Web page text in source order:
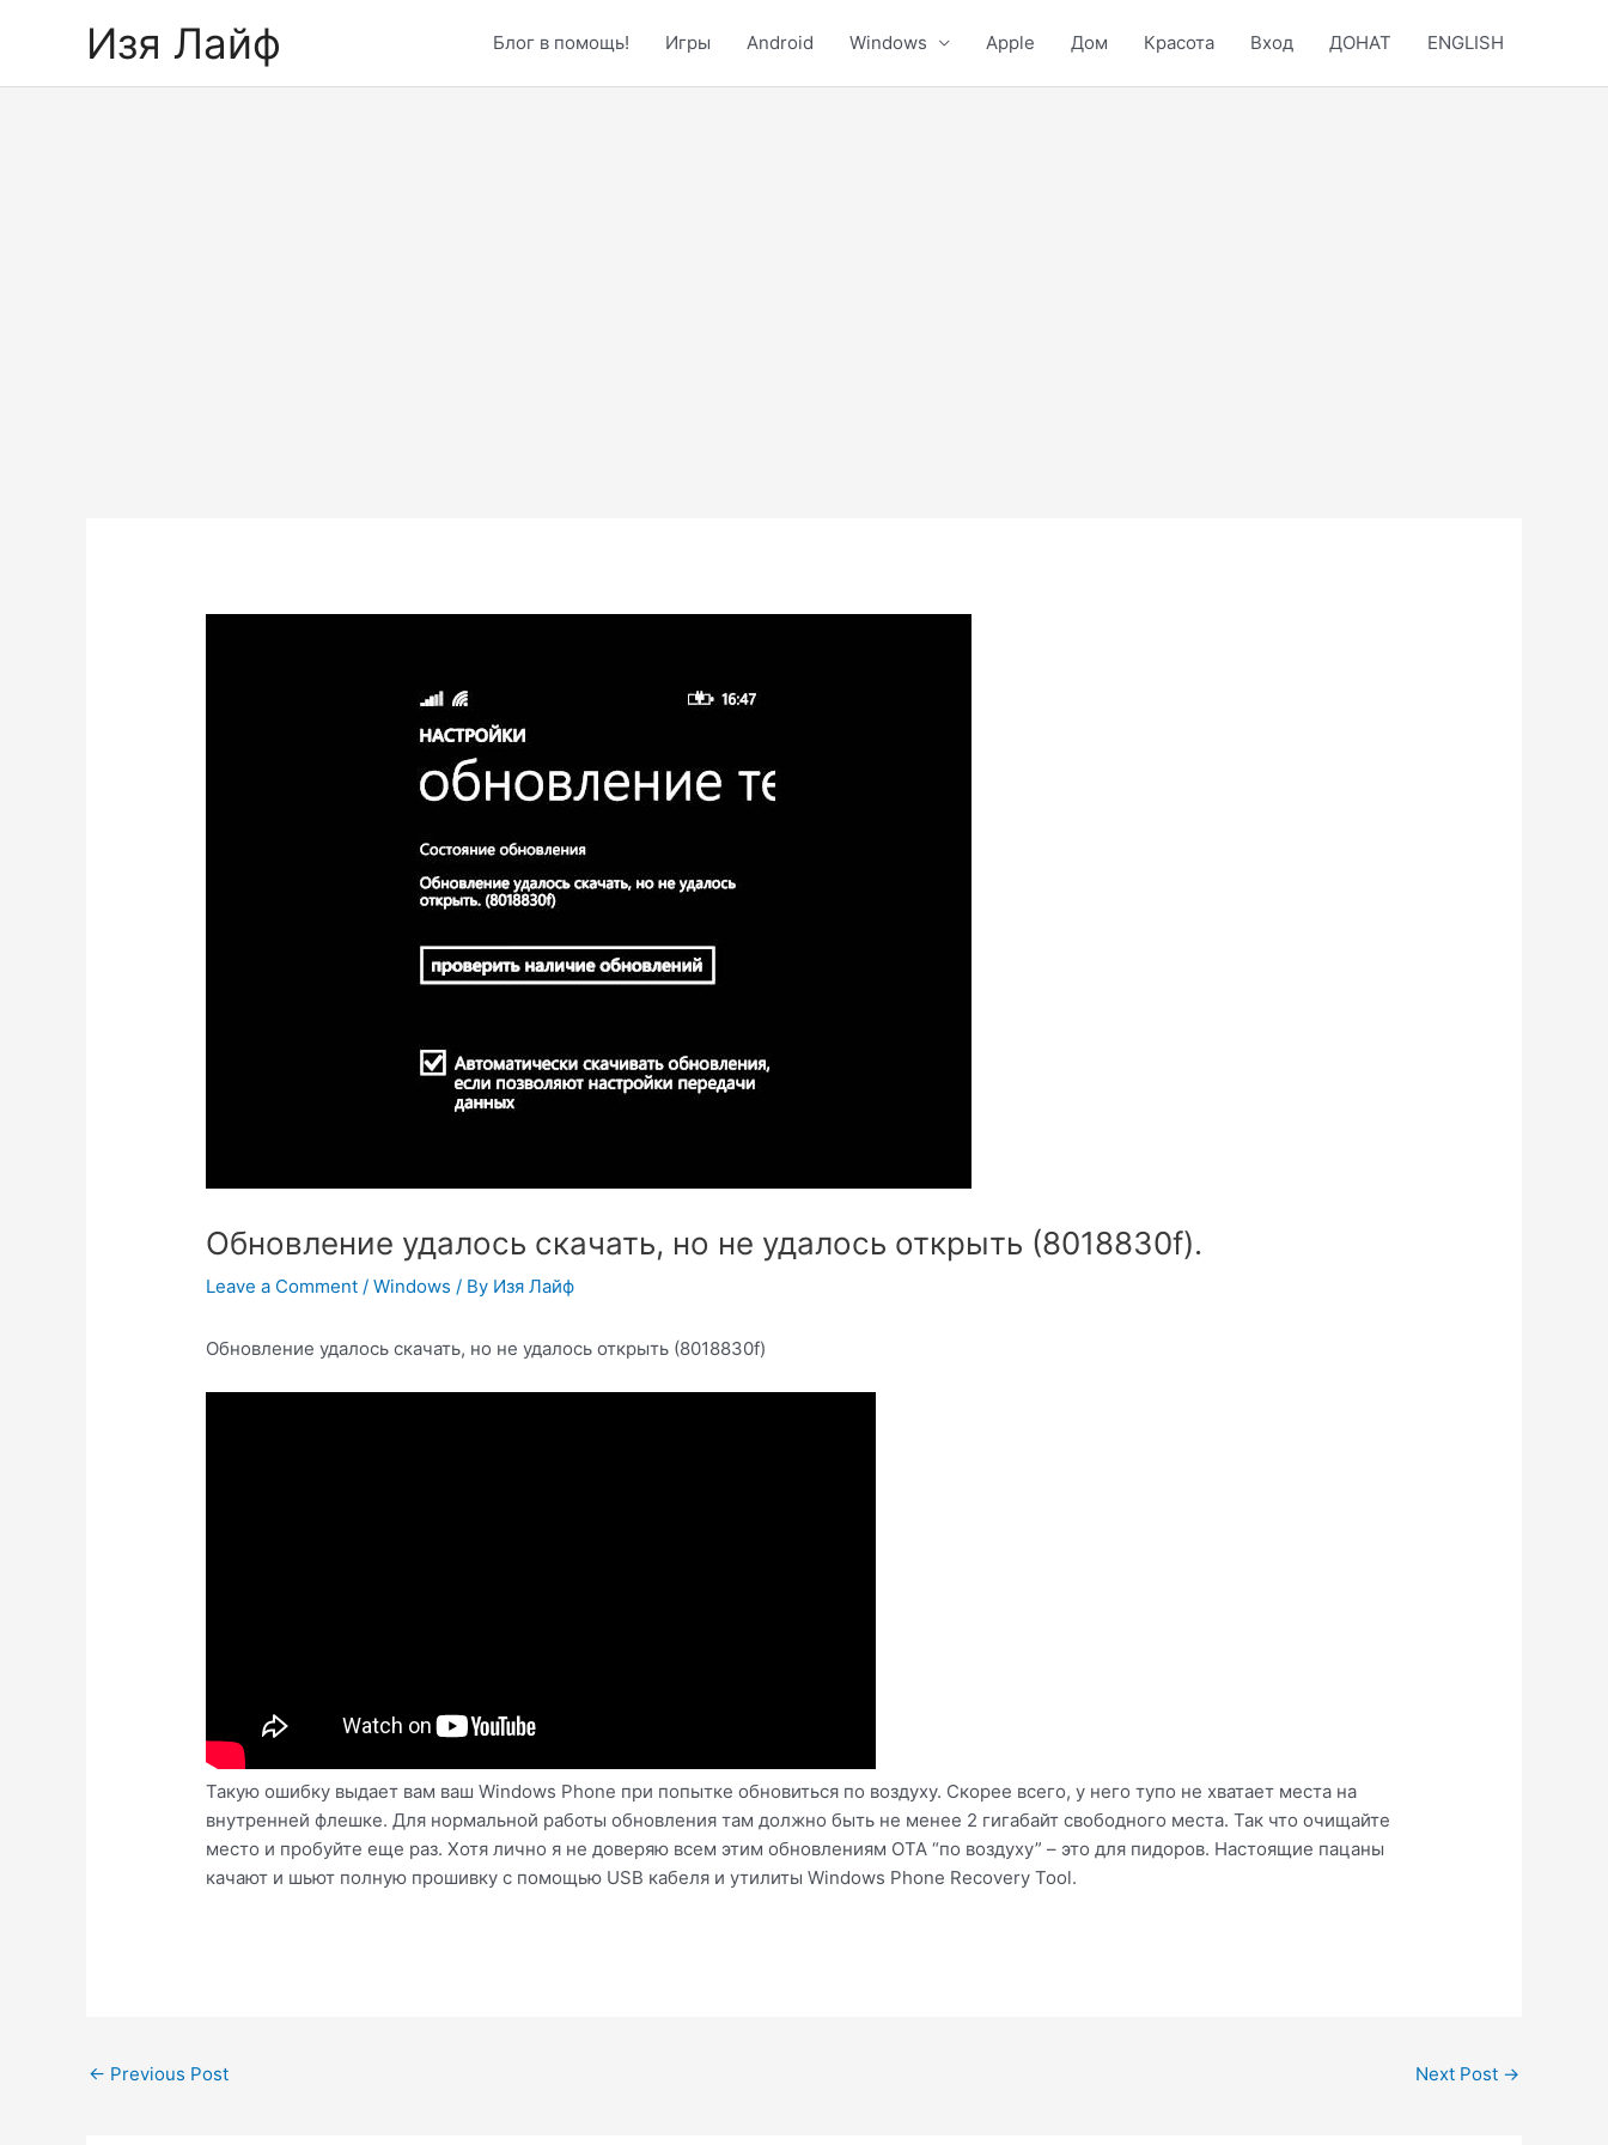
Изя Лайф Блог в помощь! Игры Android Windows Apple Дом Красота Вход ДОНАТ ENGLISH
Обновление удалось скачать, но не удалось открыть (8018830f).
Leave a Comment /Windows / By Изя Лайф
Обновление удалось скачать, но не удалось открыть (8018830f)
Такую ошибку выдает вам ваш Windows Phone при попытке обновиться по воздуху. Скорее всего, у него тупо не хватает места на
внутренней флешке. Для нормальной работы обновления там должно быть не менее 2 гигабайт свободного места. Так что очищайте
место и пробуйте еще раз. Хотя лично я не доверяю всем этим обновлениям OTA “по воздуху” – это для пидоров. Настоящие пацаны
качают и шьют полную прошивку с помощью USB кабеля и утилиты Windows Phone Recovery Tool.
Post
← Previous Post Next Post →